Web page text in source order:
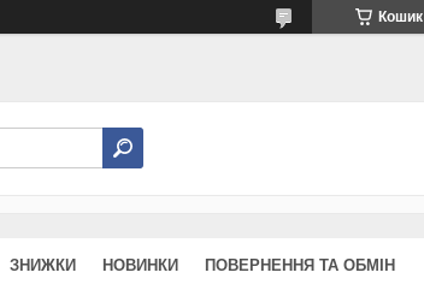
Кошик
ЗНИЖКИ НОВИНКИ ПОВЕРНЕННЯ ТА ОБМІН